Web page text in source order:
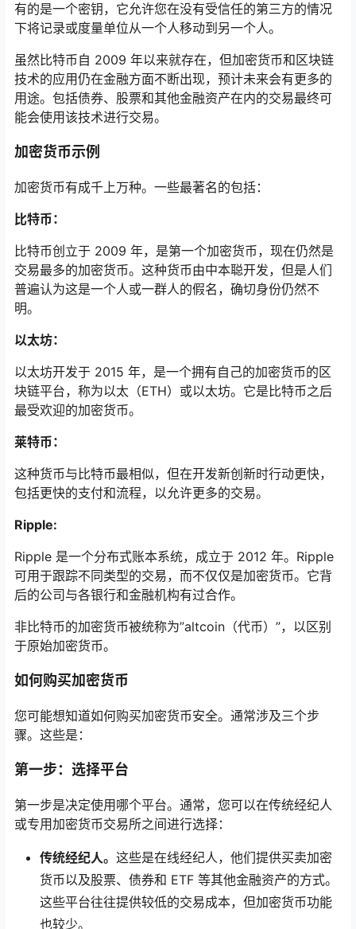
有的是一个密钥，它允许您在没有受信任的第三方的情况
下将记录或度量单位从一个人移动到另一个人。
虽然比特币自 2009 年以来就存在，但加密货币和区块链
技术的应用仍在金融方面不断出现，预计未来会有更多的
用途。包括债券、股票和其他金融资产在内的交易最终可
能会使用该技术进行交易。
加密货币示例
加密货币有成千上万种。一些最著名的包括：
比特币：
比特币创立于 2009 年，是第一个加密货币，现在仍然是
交易最多的加密货币。这种货币由中本聪开发，但是人们
普遍认为这是一个人或一群人的假名，确切身份仍然不
明。
以太坊：
以太坊开发于 2015 年，是一个拥有自己的加密货币的区
块链平台，称为以太（ETH）或以太坊。它是比特币之后
最受欢迎的加密货币。
莱特币：
这种货币与比特币最相似，但在开发新创新时行动更快，
包括更快的支付和流程，以允许更多的交易。
Ripple:
Ripple 是一个分布式账本系统，成立于 2012 年。Ripple
可用于跟踪不同类型的交易，而不仅仅是加密货币。它背
后的公司与各银行和金融机构有过合作。
非比特币的加密货币被统称为”altcoin（代币）”，以区别
于原始加密货币。
如何购买加密货币
您可能想知道如何购买加密货币安全。通常涉及三个步
骤。这些是：
第一步：选择平台
第一步是决定使用哪个平台。通常，您可以在传统经纪人
或专用加密货币交易所之间进行选择：
传统经纪人。 这些是在线经纪人，他们提供买卖加密
货币以及股票、债券和 ETF 等其他金融资产的方式。
这些平台往往提供较低的交易成本，但加密货币功能
也较少。